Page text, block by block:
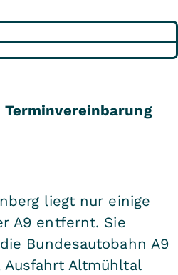
liegt nur einige
A9 entfernt. Sie
Bundesautobahn A9
Ausfahrt Altmühltal